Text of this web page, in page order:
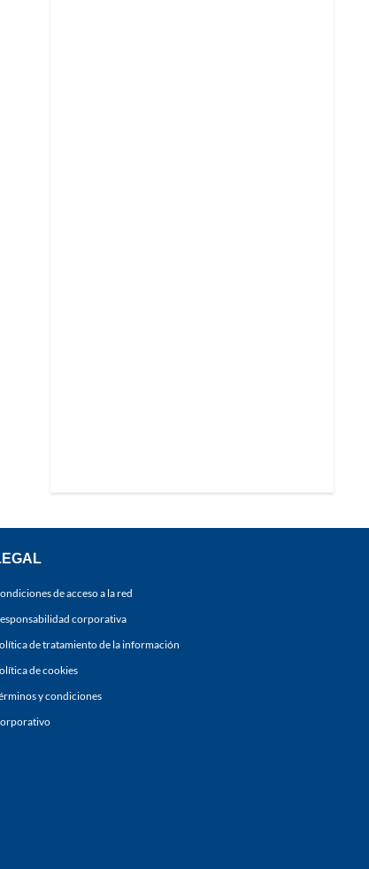
de acceso a la red
corporativa
de tratamiento de la información
de cookies
y condiciones